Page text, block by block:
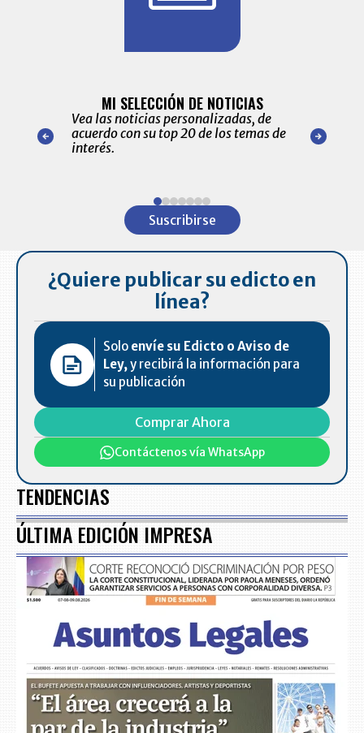
nuestro
para
MI SELECCIÓN DE NOTICIAS
Vea las noticias personalizadas, de
acuerdo con su top 20 de los temas de
interés.
de las
Suscribirse
¿Quiere publicar su edicto en
línea?
Solo envíe su Edicto o Aviso de
Ley,y recibirá la información para
su publicación
Comprar Ahora
Contáctenos vía WhatsApp
TENDENCIAS
ÚLTIMA EDICIÓN IMPRESA